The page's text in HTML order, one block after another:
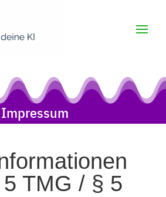
Impressum
TMG / § 5